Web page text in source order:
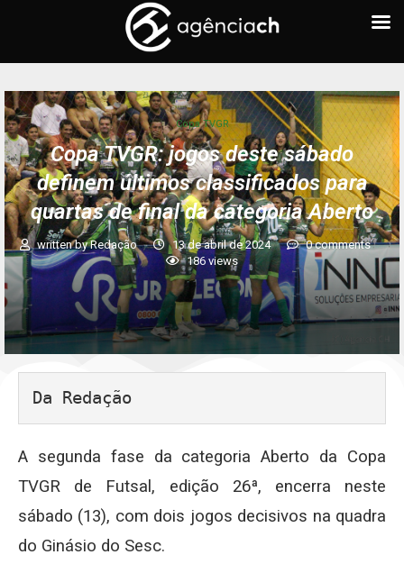
Copa TVGR
Copa TVGR: jogos deste sábado
definem últimos classificados para
quartas de final da categoria Aberto
written byRedação 13 de abril de 2024
0 comments
186 views
Da Redação
A segunda fase da categoria Aberto da Copa
TVGR de Futsal, edição 26ª, encerra neste
sábado (13), com dois jogos decisivos na quadra
do Ginásio do Sesc.